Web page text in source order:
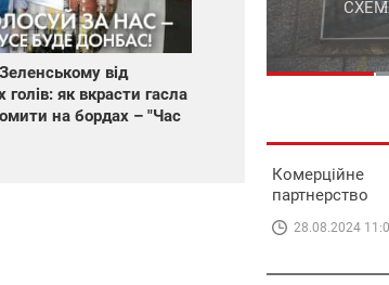
від
голів: як вкрасти гасла
на бордах – "Час
Комерційне
партнерство
28.08.2024